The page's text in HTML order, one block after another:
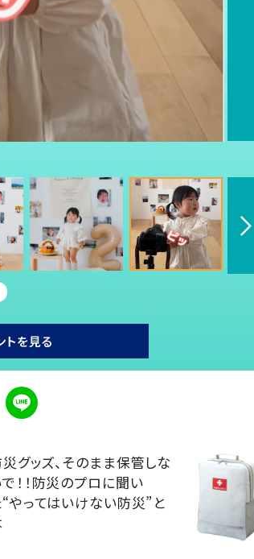
トを見る
グッズ、そのまま保管しな
！！防災のプロに聞い
やってはいけない防災”と